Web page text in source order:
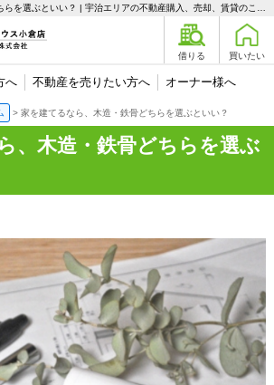
借りる 買いたい
へ 不動産を売りたい方へ オーナー様へ
家を建てるなら、木造・鉄骨どちらを選ぶといい？
、木造・鉄骨どちらを選ぶ